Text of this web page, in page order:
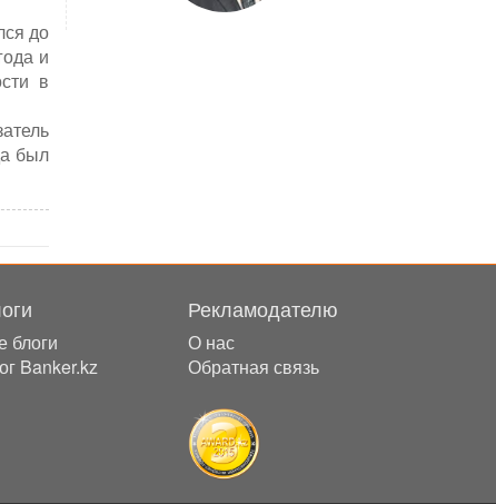
до
и
в
был
блоги
Banker.kz
Рекламодателю
О нас
Обратная связь